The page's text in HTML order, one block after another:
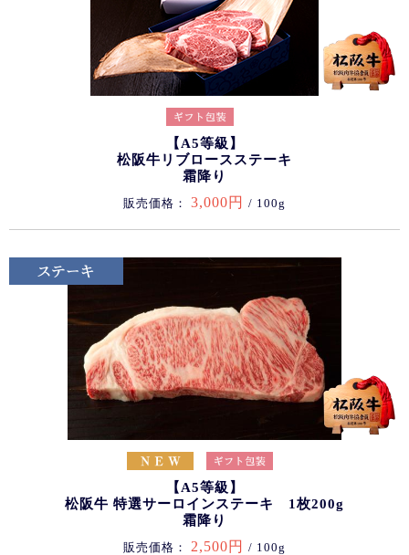
【A5等級】
松阪牛リブロースステーキ
霜降り
販売価格： 3,000円 / 100g
【A5等級】
松阪牛 特選サーロインステーキ 1枚200g
霜降り
販売価格： 2,500円 / 100g